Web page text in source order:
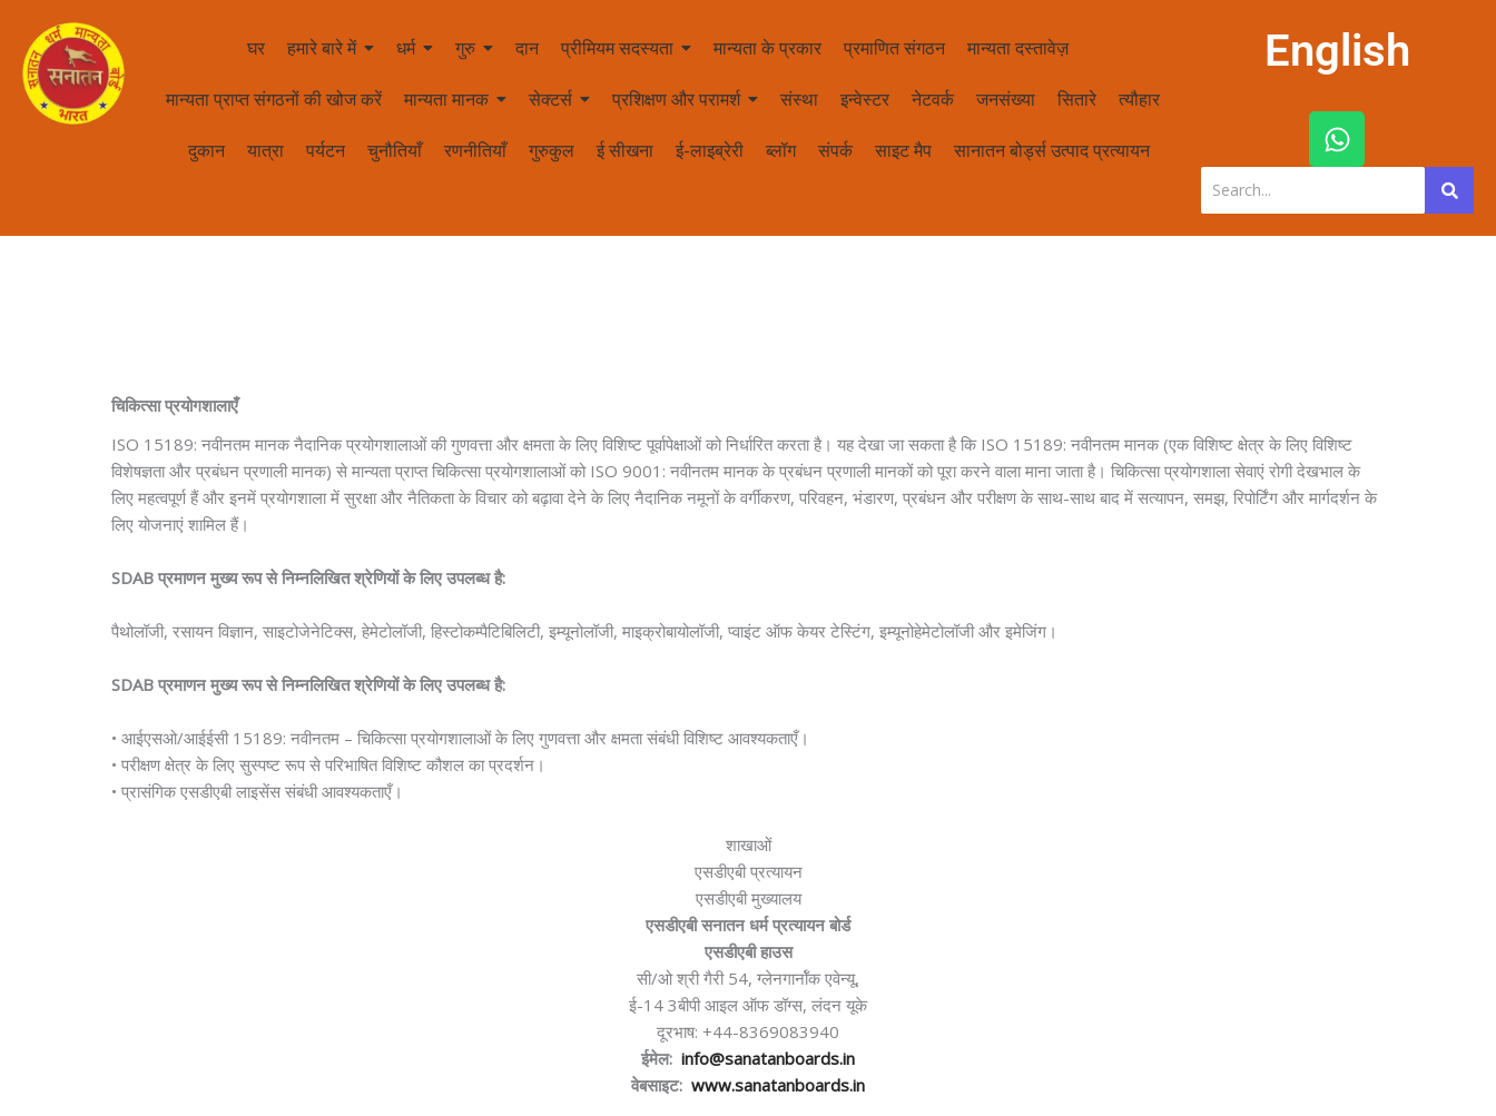
घर हमारे बारे में धर्म गुरु दान प्रीमियम सदस्यता मान्यता के प्रकार प्रमाणित संगठन मान्यता दस्तावेज़
मान्यता प्राप्त संगठनों की खोज करें मान्यता मानक सेक्टर्स प्रशिक्षण और परामर्श संस्था इन्वेस्टर नेटवर्क जनसंख्या सितारे त्यौहार
दुकान यात्रा पर्यटन चुनौतियाँ रणनीतियाँ गुरुकुल ई सीखना ई-लाइब्रेरी ब्लॉग संपर्क साइट मैप सानातन बोर्ड्स उत्पाद प्रत्यायन
English
W
h
a
t
s
चिकित्सा प्रयोगशालाएँ
ISO 15189: नवीनतम मानक नैदानिक ​​प्रयोगशालाओं की गुणवत्ता और क्षमता के लिए विशिष्ट पूर्वापेक्षाओं को निर्धारित करता है। यह देखा जा सकता है कि ISO 15189: नवीनतम मानक (एक विशिष्ट क्षेत्र के लिए विशिष्ट
विशेषज्ञता और प्रबंधन प्रणाली मानक) से मान्यता प्राप्त चिकित्सा प्रयोगशालाओं को ISO 9001: नवीनतम मानक के प्रबंधन प्रणाली मानकों को पूरा करने वाला माना जाता है। चिकित्सा प्रयोगशाला सेवाएं रोगी देखभाल के
लिए महत्वपूर्ण हैं और इनमें प्रयोगशाला में सुरक्षा और नैतिकता के विचार को बढ़ावा देने के लिए नैदानिक ​​नमूनों के वर्गीकरण, परिवहन, भंडारण, प्रबंधन और परीक्षण के साथ-साथ बाद में सत्यापन, समझ, रिपोर्टिंग और मार्गदर्शन के
लिए योजनाएं शामिल हैं।
SDAB प्रमाणन मुख्य रूप से निम्नलिखित श्रेणियों के लिए उपलब्ध है:
पैथोलॉजी, रसायन विज्ञान, साइटोजेनेटिक्स, हेमेटोलॉजी, हिस्टोकम्पैटिबिलिटी, इम्यूनोलॉजी, माइक्रोबायोलॉजी, प्वाइंट ऑफ केयर टेस्टिंग, इम्यूनोहेमेटोलॉजी और इमेजिंग।
SDAB प्रमाणन मुख्य रूप से निम्नलिखित श्रेणियों के लिए उपलब्ध है:
• आईएसओ/आईईसी 15189: नवीनतम – चिकित्सा प्रयोगशालाओं के लिए गुणवत्ता और क्षमता संबंधी विशिष्ट आवश्यकताएँ।
• परीक्षण क्षेत्र के लिए सुस्पष्ट रूप से परिभाषित विशिष्ट कौशल का प्रदर्शन।
• प्रासंगिक एसडीएबी लाइसेंस संबंधी आवश्यकताएँ।
शाखाओं
एसडीएबी प्रत्यायन
एसडीएबी मुख्यालय
एसडीएबी सनातन धर्म प्रत्यायन बोर्ड
एसडीएबी हाउस
सी/ओ श्री गैरी 54, ग्लेनगार्नॉक एवेन्यू,
ई-14 3बीपी आइल ऑफ डॉग्स, लंदन यूके
दूरभाष: +44-8369083940
ईमेल: info@sanatanboards.in
वेबसाइट: www.sanatanboards.in